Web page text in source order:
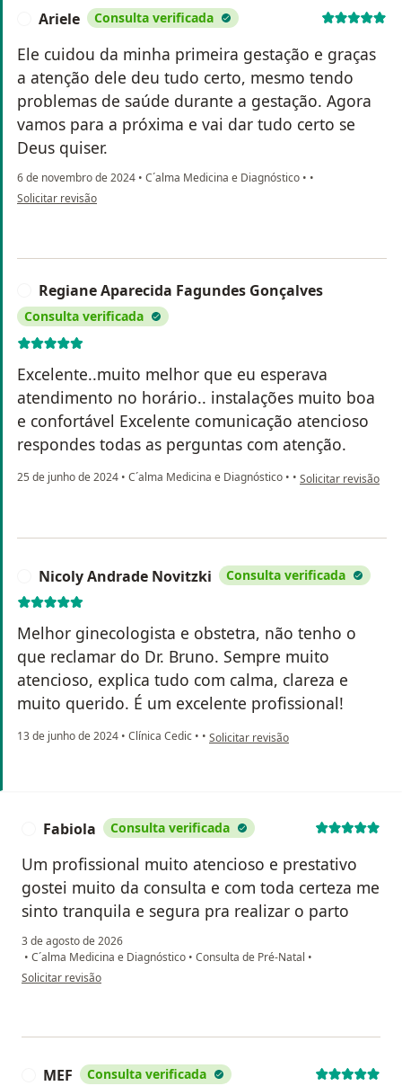
Ariele Consulta verificada
Ele cuidou da minha primeira gestação e graças
a atenção dele deu tudo certo, mesmo tendo
problemas de saúde durante a gestação. Agora
vamos para a próxima e vai dar tudo certo se
Deus quiser.
6 de novembro de 2024 • C´alma Medicina e Diagnóstico • •
na opinião do utilizador Ariele
Solicitar revisão
Regiane Aparecida Fagundes Gonçalves
Consulta verificada
Excelente..muito melhor que eu esperava
atendimento no horário.. instalações muito boa
e confortável Excelente comunicação atencioso
respondes todas as perguntas com atenção.
25 de junho de 2024 • C´alma Medicina e Diagnóstico • • na opinião do
Solicitar revisão
Nicoly Andrade Novitzki Consulta verificada
Melhor ginecologista e obstetra, não tenho o
que reclamar do Dr. Bruno. Sempre muito
atencioso, explica tudo com calma, clareza e
muito querido. É um excelente profissional!
13 de junho de 2024 • Clínica Cedic • • na opinião do utilizador Nicoly
Solicitar revisão
Fabiola Consulta verificada
Um profissional muito atencioso e prestativo
gostei muito da consulta e com toda certeza me
sinto tranquila e segura pra realizar o parto
3 de agosto de 2026
• C´alma Medicina e Diagnóstico • Consulta de Pré-Natal •
na opinião do utilizador Fabiola
Solicitar revisão
MEF Consulta verificada